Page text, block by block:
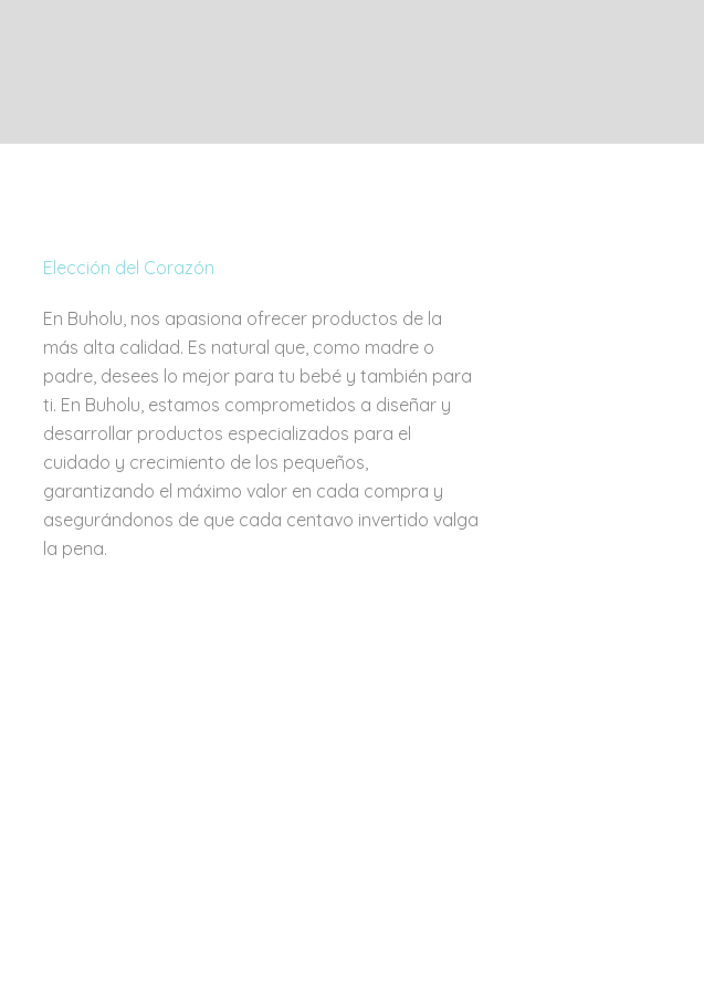
Elección del Corazón
En Buholu, nos apasiona ofrecer productos de la
más alta calidad. Es natural que, como madre o
padre, desees lo mejor para tu bebé y también para
ti. En Buholu, estamos comprometidos a diseñar y
desarrollar productos especializados para el
cuidado y crecimiento de los pequeños,
garantizando el máximo valor en cada compra y
asegurándonos de que cada centavo invertido valga
la pena.